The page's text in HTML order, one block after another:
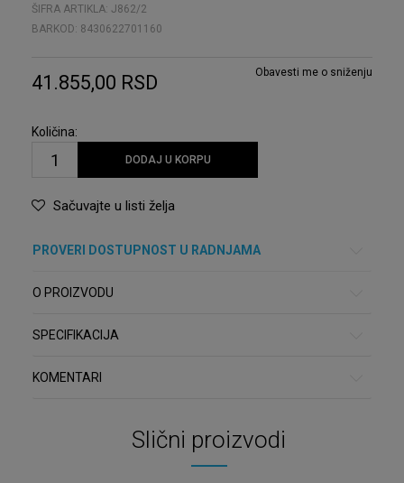
ŠIFRA ARTIKLA: J862/2
BARKOD: 8430622701160
41.855,00 RSD Obavesti me o sniženju
Količina:
DODAJ U KORPU
Sačuvajte u listi želja
PROVERI DOSTUPNOST U RADNJAMA
O PROIZVODU
SPECIFIKACIJA
KOMENTARI
Slični proizvodi